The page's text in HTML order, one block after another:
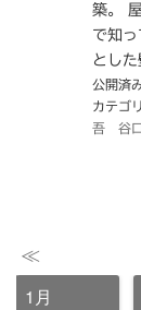
築。
で知
とし
公開済
カテゴ
吾 谷
≪
1月